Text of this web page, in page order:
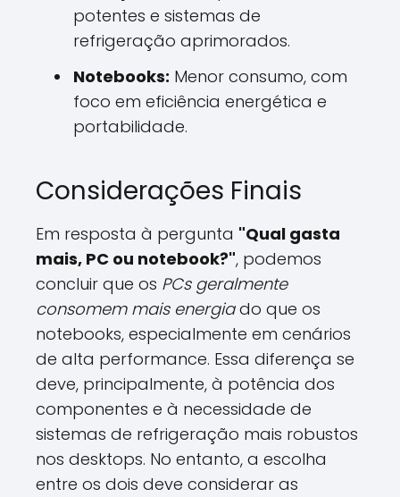
potentes e sistemas de
refrigeração aprimorados.
Notebooks: Menor consumo, com
foco em eficiência energética e
portabilidade.
Considerações Finais
Em resposta à pergunta "Qual gasta
mais, PC ou notebook?", podemos
concluir que os PCs geralmente
consomem mais energiado que os
notebooks, especialmente em cenários
de alta performance. Essa diferença se
deve, principalmente, à potência dos
componentes e à necessidade de
sistemas de refrigeração mais robustos
nos desktops. No entanto, a escolha
entre os dois deve considerar as